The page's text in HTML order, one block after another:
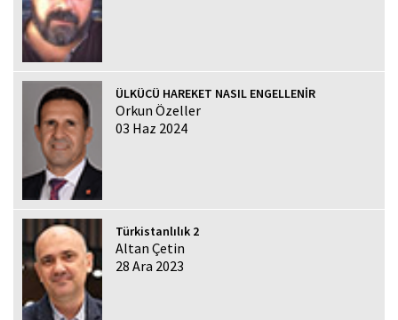
ÜLKÜCÜ HAREKET NASIL ENGELLENİR
Orkun Özeller
03 Haz 2024
Türkistanlılık 2
Altan Çetin
28 Ara 2023